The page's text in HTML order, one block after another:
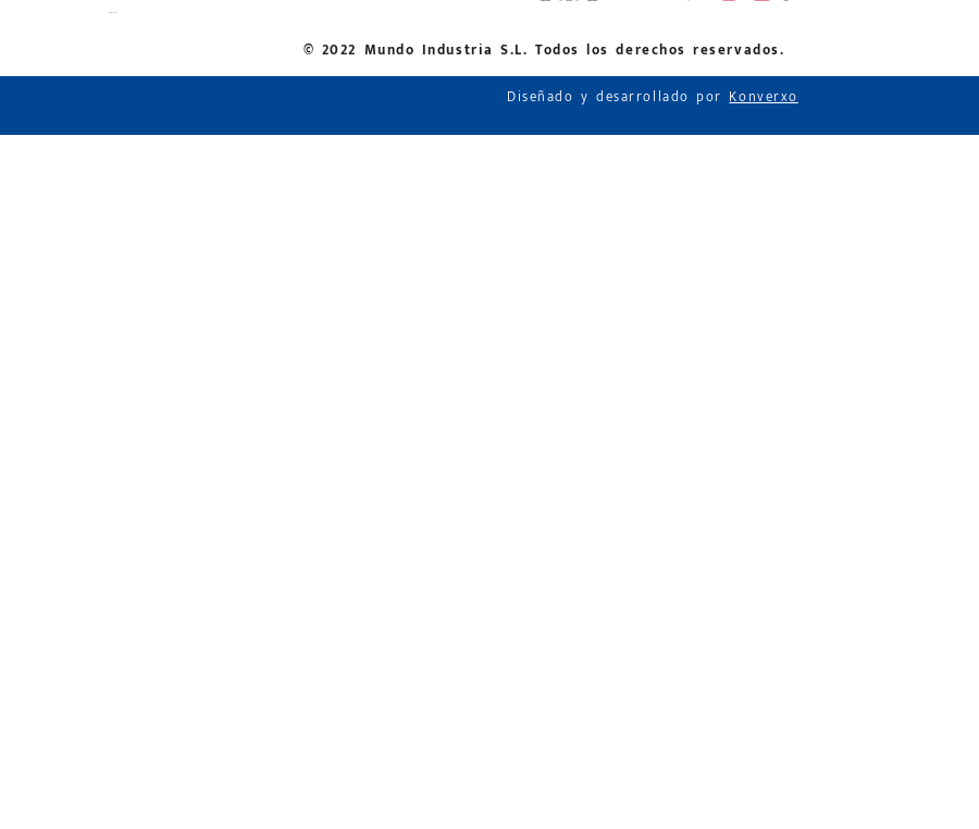
© 2022 Mundo Industria S.L. Todos los derechos reservados.
Diseñado y desarrollado porKonverxo